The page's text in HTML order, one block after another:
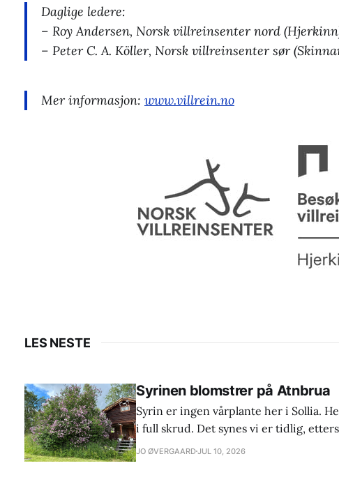
Daglige ledere:
– Roy Andersen, Norsk villreinsenter nord
– Peter C. A. Köller, Norsk villreinsenter sør
Mer informasjon: www.villrein.no
LES NESTE
Syrinen blomstrer på Atnbrua
Syrin er ingen vårplante her i Sollia.
i full skrud. Det synes vi er tidlig,
juli. Jeg husker fra barne- og
JO ØVERGAARDJUL 10, 2026